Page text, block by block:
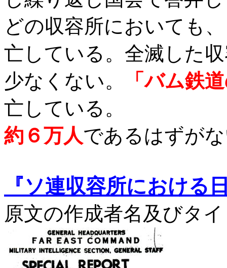
どの収容所においても、
亡している。全滅した
少なくない。
「バム鉄
亡している。
約６万人であるはずが
『ソ連収容所における
原文の作成者名及びタ